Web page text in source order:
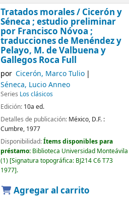
Tratados morales / Cicerón y
Séneca ; estudio preliminar
por Francisco Nóvoa ;
traducciones de Menéndez y
Pelayo, M. de Valbuena y
Gallegos Roca Full
por Cicerón, Marco Tulio
Séneca, Lucio Anneo
Series Los clásicos
Edición: 10a ed.
Detalles de publicación: México, D.F. :
Cumbre, 1977
Disponibilidad:Ítems disponibles para
préstamo: Biblioteca Universidad Monteávila
(1) Signatura topográfica: BJ214 C6 T73
1977 .
Agregar al carrito